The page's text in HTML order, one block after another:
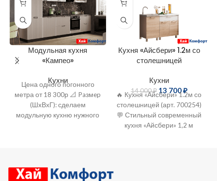
Модульная кухня
«Кампео»
Кухни
Цена одного погонного
метра от 18 300р 📐 Paзмep
(ШxВхГ): сделаем
модульную кухню нужного
Кухня «Айсбери» 1.2м со
столешницей
Кухни
14 000₽ 13 700₽
🔥 Кухня «Айсбери» 1.2м со
столешницей (арт. 700254)
💬 Стильный современный
кухня «Айсбери» 1,2 м